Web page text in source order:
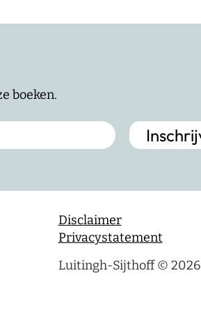
boeken.
Disclaimer
Privacystatement
Luitingh-Sijthoff © 2026